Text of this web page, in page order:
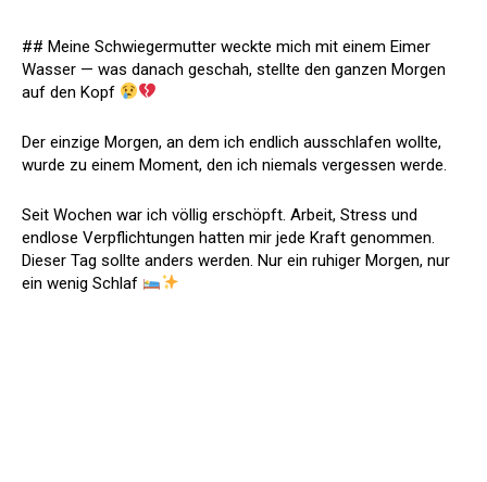
## Meine Schwiegermutter weckte mich mit einem Eimer
Wasser — was danach geschah, stellte den ganzen Morgen
auf den Kopf
Der einzige Morgen, an dem ich endlich ausschlafen wollte,
wurde zu einem Moment, den ich niemals vergessen werde.
Seit Wochen war ich völlig erschöpft. Arbeit, Stress und
endlose Verpflichtungen hatten mir jede Kraft genommen.
Dieser Tag sollte anders werden. Nur ein ruhiger Morgen, nur
ein wenig Schlaf